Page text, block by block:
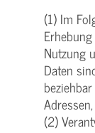
(1) Im
Nutzung
Daten
(2)